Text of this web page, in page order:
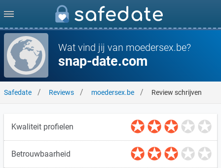
Wat vind jij van moedersex.be?
snap-date.com
Safedate Reviews moedersex.be Review schrijven
Kwaliteit profielen
Betrouwbaarheid